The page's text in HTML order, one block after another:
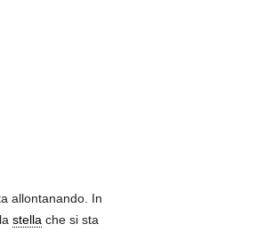
allontanando. In
stella che si sta